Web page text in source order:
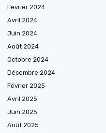
Février 2024
Avril 2024
Juin 2024
Août 2024
Octobre 2024
Décembre 2024
Février 2025
Avril 2025
Juin 2025
Août 2025